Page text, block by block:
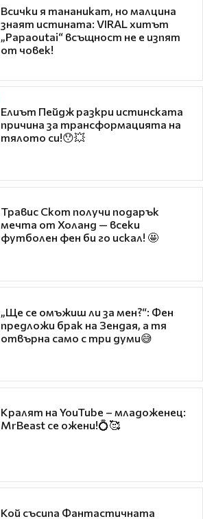
Всички я тананикат, но малцина
знаят истината: VIRAL хитът
„Papaoutai“ всъщност не е изпят
от човек!
Елиът Пейдж разкри истинската
причина за трансформацията на
тялото си!😯💥
Травис Скот получи подарък
мечта от Холанд — всеки
футболен фен би го искал! 🤩
„Ще се омъжиш ли за мен?“: Фен
предложи брак на Зендая, а тя
отвърна само с три думи😅
Кралят на YouTube – младоженец:
MrBeast се ожени!💍🥰
Кой съсипа Фантастичната